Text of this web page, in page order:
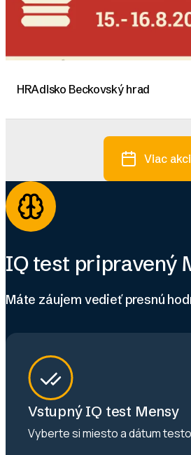
HRAdisko Beckovský hrad
Viac
IQ test pripravený
Máte záujem vedieť presnú
Vstupný IQ test Mensy
Vyberte si miesto a dátum